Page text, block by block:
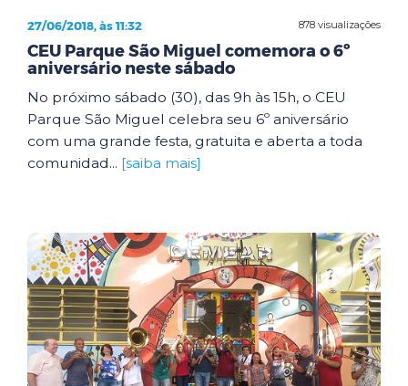
878 visualizações
27/06/2018, às 11:32
CEU Parque São Miguel comemora o 6º
aniversário neste sábado
No próximo sábado (30), das 9h às 15h, o CEU
Parque São Miguel celebra seu 6º aniversário
com uma grande festa, gratuita e aberta a toda
comunidad... [saiba mais]